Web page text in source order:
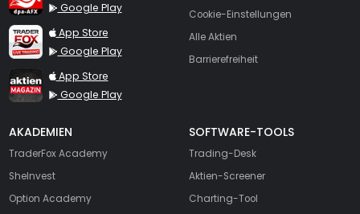
Google Play
TraderFox Live Trading
App Store
Google Play
TraderFox aktien Magazin
App Store
Google Play
Cookie-Einstellungen
Alle Aktien
Barrierefreiheit
AKADEMIEN
TraderFox Academy
SheInvest
Option Academy
SOFTWARE-TOOLS
Trading-Desk
Aktien-Screener
Charting-Tool